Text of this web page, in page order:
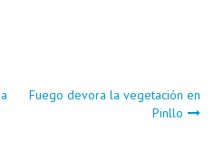
Fuego devora la vegetación en
Pinllo